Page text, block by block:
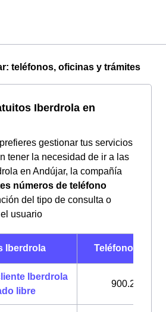
teléfonos, oficinas y trámites
Iberdrola en
gestionar tus servicios
tener la necesidad de ir a las
en Andújar, la compañía
números de teléfono
del tipo de consulta o
usuario
Iberdrola Teléfonos
Iberdrola
libre
900.225.235